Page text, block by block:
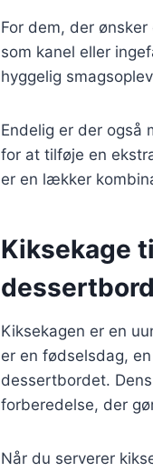
For dem, der
som kanel eller
hyggelig
Endelig er der også
for at tilføje en
er en lækker
Kiksekage
Kiksekagen er en
er en fødselsdag,
dessertbordet.
forberedelse, der
Når du serverer